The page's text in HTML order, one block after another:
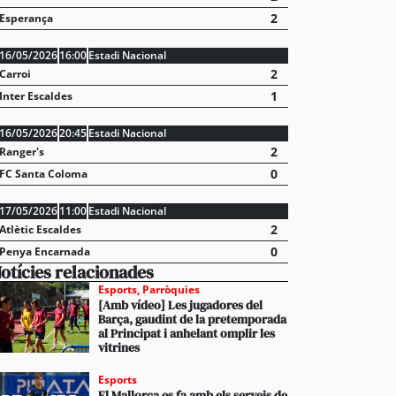
es fan forts davant una demanda
en un juliol que ja és històric
Esperança 2
16/05/2026 16:00 Estadi Nacional
Carroi
2
Inter Escaldes 1
16/05/202620:45 Estadi Nacional
Ranger's
2
FC Santa Coloma 0
17/05/2026 11:00 Estadi Nacional
Atlètic Escaldes
2
Penya Encarnada 0
relacionades
Esports, Parròquies
[Amb vídeo] Les jugadores del
Barça, gaudint de la pretemporada
al Principat i anhelant omplir les
vitrines
Esports